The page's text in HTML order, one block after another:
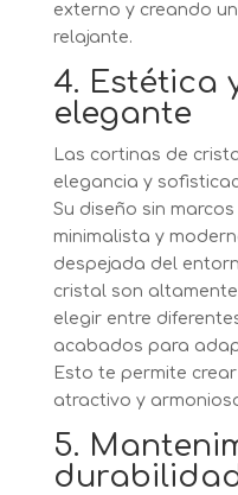
externo y creando
relajante.
4. Estética
elegante
Las cortinas de
elegancia y
Su diseño sin
minimalista y
despejada del
cristal son
elegir entre
acabados para
Esto te permite
atractivo y
5.